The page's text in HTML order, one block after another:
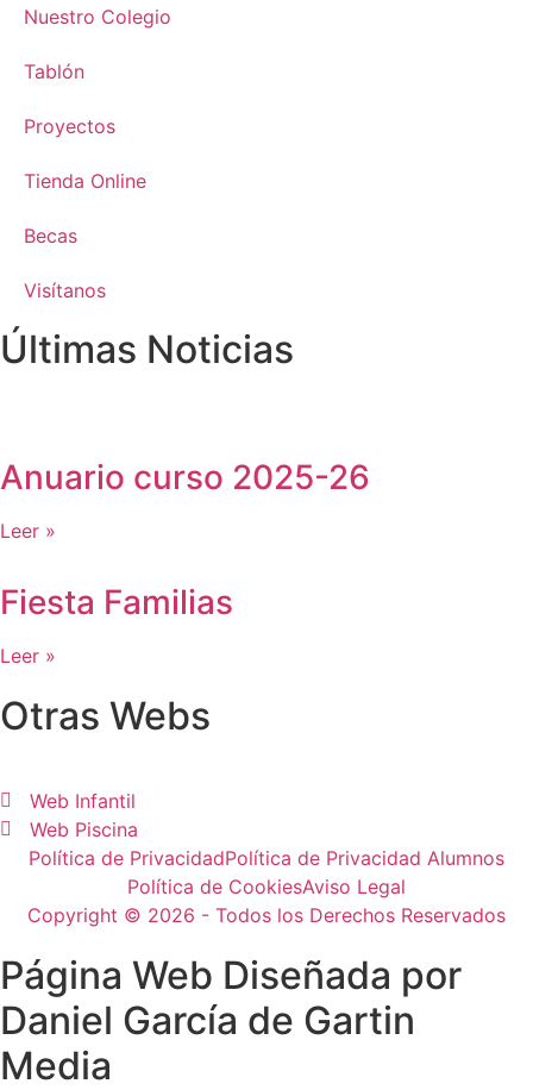
Nuestro Colegio
Tablón
Proyectos
Tienda Online
Becas
Visítanos
Últimas Noticias
Anuario curso 2025-26
Leer »
Fiesta Familias
Leer »
Otras Webs
Web Infantil
Web Piscina
Política de PrivacidadPolítica de Privacidad Alumnos
Política de CookiesAviso Legal
Copyright © 2026 - Todos los Derechos Reservados
Página Web Diseñada por
Daniel García de Gartin
Media